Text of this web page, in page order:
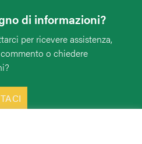
di informazioni?
per ricevere assistenza,
o chiedere